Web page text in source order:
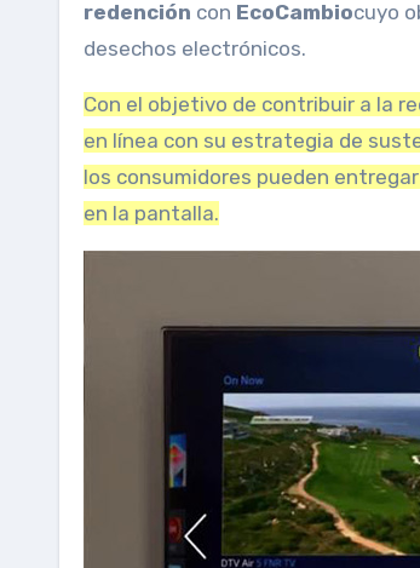
redención con EcoCambiocuyo
desechos electrónicos.
Con el objetivo de contribuir a la
en línea con su estrategia de
los consumidores pueden
en la pantalla.